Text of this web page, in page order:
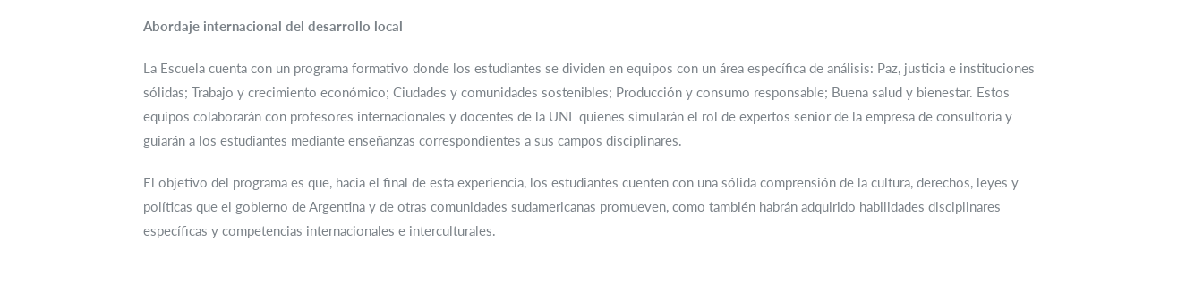
Abordaje internacional del desarrollo local
La Escuela cuenta con un programa formativo donde los estudiantes se dividen en equipos con un área específica de análisis: Paz, justicia e instituciones
sólidas; Trabajo y crecimiento económico; Ciudades y comunidades sostenibles; Producción y consumo responsable; Buena salud y bienestar. Estos
equipos colaborarán con profesores internacionales y docentes de la UNL quienes simularán el rol de expertos senior de la empresa de consultoría y
guiarán a los estudiantes mediante enseñanzas correspondientes a sus campos disciplinares.
El objetivo del programa es que, hacia el final de esta experiencia, los estudiantes cuenten con una sólida comprensión de la cultura, derechos, leyes y
políticas que el gobierno de Argentina y de otras comunidades sudamericanas promueven, como también habrán adquirido habilidades disciplinares
específicas y competencias internacionales e interculturales.